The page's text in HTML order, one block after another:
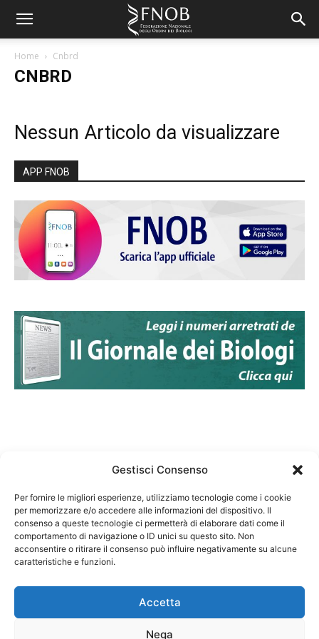
Gestisci Consenso
Per fornire le migliori esperienze, utilizziamo tecnologie come i cookie
per memorizzare e/o accedere alle informazioni del dispositivo. Il
consenso a queste tecnologie ci permetterà di elaborare dati come il
comportamento di navigazione o ID unici su questo sito. Non
acconsentire o ritirare il consenso può influire negativamente su alcune
caratteristiche e funzioni.
Accetta
Nega
Home Cnbrd
CNBRD
Nessun Articolo da visualizzare
APP FNOB
Federazione Nazionale Degli Ordini dei Biologi:
codice fiscale 80069130583
Responsabile sito internet www.fnob.it: Vincenzo